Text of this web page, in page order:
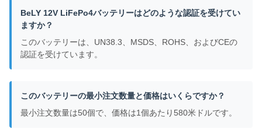
BeLY 12V LiFePo4バッテリーはどのような認証を受けてい
ますか？
このバッテリーは、UN38.3、MSDS、ROHS、およびCEの
認証を受けています。
このバッテリーの最小注文数量と価格はいくらですか？
最小注文数量は50個で、価格は1個あたり580米ドルです。